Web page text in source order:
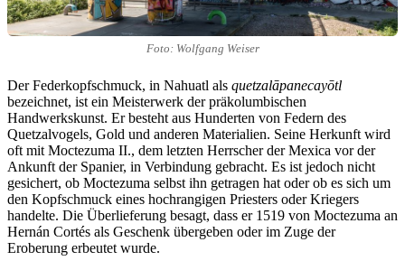
Foto: Wolfgang Weiser
Der Federkopfschmuck, in Nahuatl als quetzalāpanecayōtl
bezeichnet, ist ein Meisterwerk der präkolumbischen
Handwerkskunst. Er besteht aus Hunderten von Federn des
Quetzalvogels, Gold und anderen Materialien. Seine Herkunft wird
oft mit Moctezuma II., dem letzten Herrscher der Mexica vor der
Ankunft der Spanier, in Verbindung gebracht. Es ist jedoch nicht
gesichert, ob Moctezuma selbst ihn getragen hat oder ob es sich um
den Kopfschmuck eines hochrangigen Priesters oder Kriegers
handelte. Die Überlieferung besagt, dass er 1519 von Moctezuma an
Hernán Cortés als Geschenk übergeben oder im Zuge der
Eroberung erbeutet wurde.